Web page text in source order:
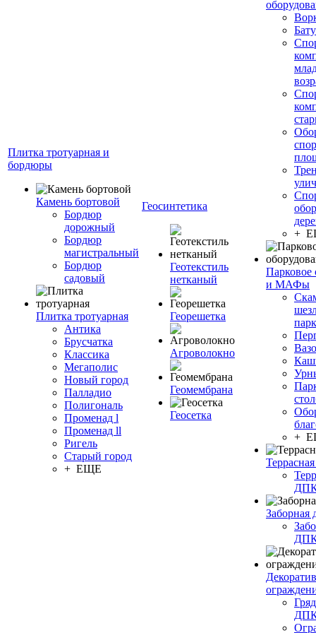
Плитка тротуарная и
бордюры
Камень бортовой
Бордюр
дорожный
Бордюр
магистральный
Бордюр
садовый
Плитка тротуарная
Антика
Брусчатка
Классика
Мегаполис
Новый город
Палладио
Полигональ
Променад l
Променад ll
Ригель
Старый город
+ ЕЩЕ
Геосинтетика
Геотекстиль
нетканый
Георешетка
Агроволокно
Геомембрана
Геосетка
+
Парковое
и МАФы
+
Заборная